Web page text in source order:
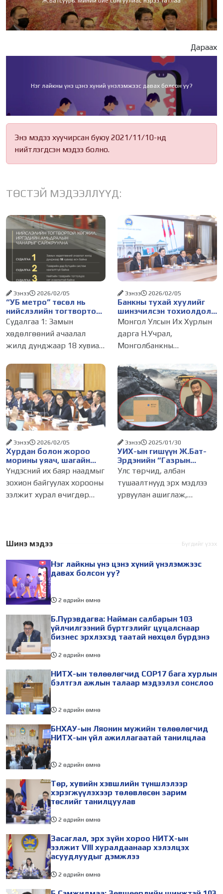
Дараах
Нэг лайкны үнэ цэнэ хүний үнэлэмжээс давах болсон уу?
Энэ мэдээ хуучирсан буюу 2021/11/10-нд
нийтлэгдсэн мэдээ болно.
ТӨСТЭЙ МЭДЭЭЛЛҮҮД:
“УБ метро” төсөл нь
нийслэлийн тогтвортой
хөгжил, иргэдийн
амьдралын чанарыг
сайжруулах зайлшгүй
шийдэл юм
Ээнээ 2026/02/05
Судалгаа 1: Замын
хөдөлгөөний ачаалал
жилд дунджаар 18 хувиар
хотын гол гудамж, зам
дагуу хөдөлгөөнд
оролцож буй хувийн
тээврийн хэрэгслийн
дундаж хурд 7-11 км/цаг,
нийтийн
Банкны тухай хуулийг
шинэчилсэн тохиолдолд
Унгар Улсын ОТП банк
Монгол Улсад үйл
ажиллагаагаа явуулах
хүсэлтэй байгаагаа
Ээнээ 2026/02/05
Монгол Улсын Их Хурлын
дарга Н.Учрал,
Монголбанкны
нар өнөөдөр (2026.02.04)
Унгар Улсын ОТП банкны
төлөөлөлтэй цахимаар
уулзлаа. Уулзалтаар ОТП
банкны зүгээс Монгол
Улсын
Хурдан болон жороо
морины уяач, шагайн
харваачдад улсын цол
олгуулна
Ээнээ 2026/02/05
Үндэсний их баяр наадмыг
зохион байгуулах хорооны
ээлжит хурал өчигдөр
шагайн харваачдад улсын
Улсын
УИХ-ын гишүүн Ж.Бат-
Эрдэнийн “Газрын
наймаачин”-аас
“Лицензийн наймаачин”
болсон “түүх”
Ээнээ 2025/01/30
Улс төрчид, албан
тушаалтнууд эрх мэдлээ
урвуулан ашиглаж,
болсон гэхэд хэлсдэхгүй.
амьдралынхаа төлөө
махийтлаа
Шинэ мэдээ Бүгдийг үзэх
Нэг лайкны үнэ цэнэ хүний үнэлэмжээс
давах болсон уу?
2 өдрийн өмнө
Б.Пүрэвдагва: Найман салбарын 103
үйлчилгээний бүртгэлийг цуцалснаар
бизнес эрхлэхэд таатай нөхцөл бүрдэнэ
2 өдрийн өмнө
НИТХ-ын төлөөлөгчид COP17 бага хурлын
бэлтгэл ажлын талаар мэдээлэл сонслоо
2 өдрийн өмнө
БНХАУ-ын Ляонин мужийн төлөөлөгчид
НИТХ-ын үйл ажиллагаатай танилцлаа
2 өдрийн өмнө
Төр, хувийн хэвшлийн түншлэлээр
хэрэгжүүлэхээр төлөвлөсөн зарим
төслийг танилцуулав
2 өдрийн өмнө
Засаглал, эрх зүйн хороо НИТХ-ын
ээлжит VIII хуралдаанаар хэлэлцэх
асуудлуудыг дэмжлээ
2 өдрийн өмнө